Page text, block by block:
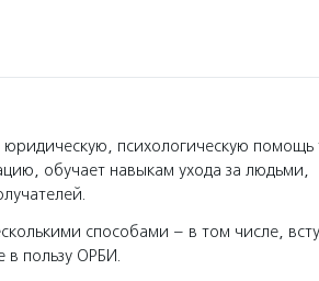
психологическую помощь
обучает навыкам ухода за людьми,
способами – в том числе,
в пользу ОРБИ.